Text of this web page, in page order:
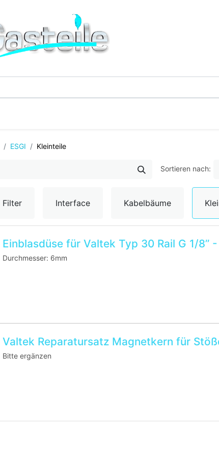
ESGI Kleinteile
Sortieren nach:
Filter Interface Kabelbäume
Einblasdüse für Valtek Typ 30 Rail G 1/8’’
Durchmesser: 6mm
Valtek Reparatursatz Magnetkern für
Bitte ergänzen